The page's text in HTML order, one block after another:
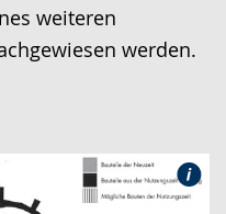
weiteren
werden.